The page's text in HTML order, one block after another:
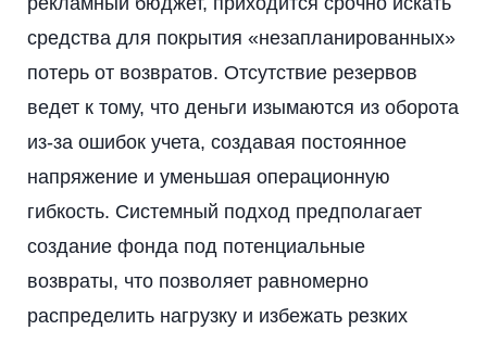
средства для покрытия «незапланированных»
потерь от возвратов. Отсутствие резервов
ведет к тому, что деньги изымаются из оборота
из-за ошибок учета, создавая постоянное
напряжение и уменьшая операционную
гибкость. Системный подход предполагает
создание фонда под потенциальные
возвраты, что позволяет равномерно
распределить нагрузку и избежать резких